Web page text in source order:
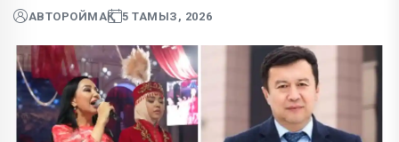
АВТОРОЙМАҚ 5 ТАМЫЗ, 2026